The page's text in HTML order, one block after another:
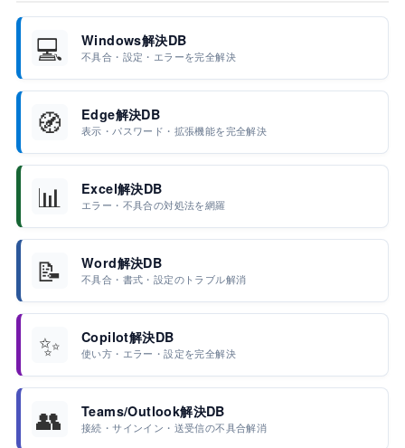
💻 Windows解決DB
不具合・設定・エラーを完全解決
🧭 Edge解決DB
表示・パスワード・拡張機能を完全解決
📊 Excel解決DB
エラー・不具合の対処法を網羅
📝 Word解決DB
不具合・書式・設定のトラブル解消
✨ Copilot解決DB
使い方・エラー・設定を完全解決
👥 Teams/Outlook解決DB
接続・サインイン・送受信の不具合解消